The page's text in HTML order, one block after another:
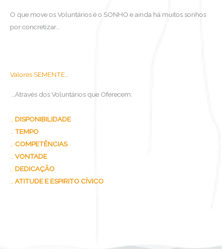
O que move os Voluntários é o SONHO e ainda há muitos sonhos
por concretizar…
Valores SEMENTE…
…Através dos Voluntários que Oferecem:
DISPONIBILIDADE
TEMPO
COMPETÊNCIAS
VONTADE
DEDICAÇÃO
ATITUDE E ESPIRITO CÍVICO